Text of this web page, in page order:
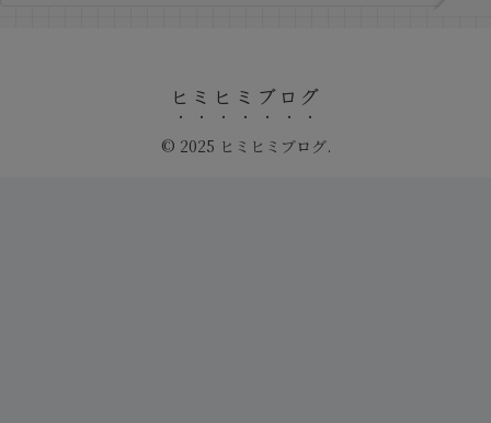
ヒミヒミブログ
© 2025 ヒミヒミブログ.